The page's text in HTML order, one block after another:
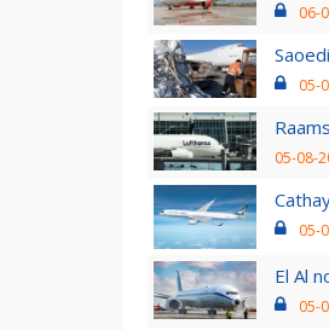
06-
05-
05-08-
05-
El Al
05-